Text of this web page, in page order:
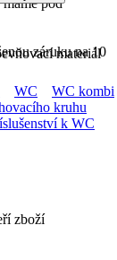
materiál
pod
záruku na 10
WC
WC kombi
kruhu
k WC
zboží